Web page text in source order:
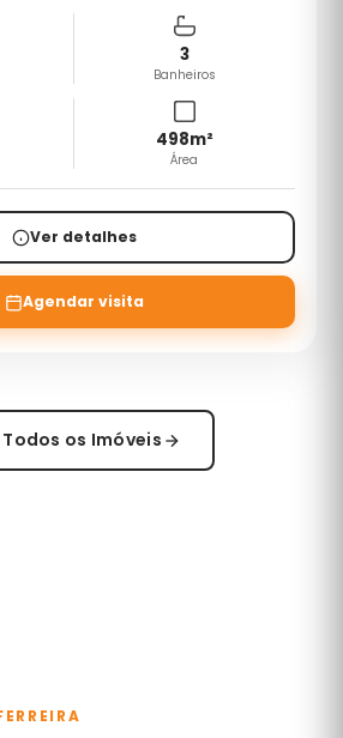
3
Banheiros
498m²
Área
Ver detalhes
Agendar visita
os Imóveis